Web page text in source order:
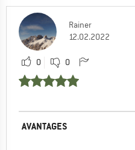
Rainer
12.02.2022
0 0
AVANTAGES